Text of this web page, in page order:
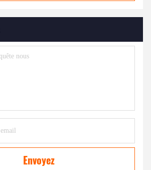
Envoyez